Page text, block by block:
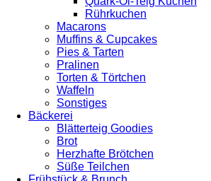
Rührkuchen
Macarons
Muffins & Cupcakes
Pies & Tarten
Pralinen
Torten & Törtchen
Waffeln
Sonstiges
Bäckerei
Blätterteig Goodies
Brot
Herzhafte Brötchen
Süße Teilchen